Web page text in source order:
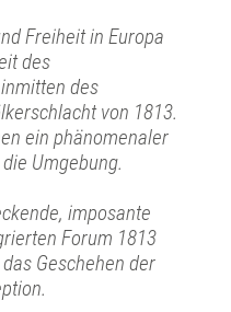
Freiheit in Europa
des
des
von 1813.
ein phänomenaler
Umgebung.
imposante
Forum 1813
Geschehen der